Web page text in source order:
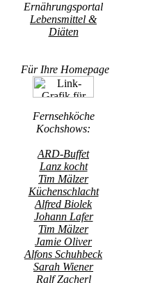
Ernährungsportal
Lebensmittel &
Diäten
Für Ihre Homepage
Fernsehköche
Kochshows:
ARD-Buffet
Lanz kocht
Tim Mälzer
Küchenschlacht
Alfred Biolek
Johann Lafer
Tim Mälzer
Jamie Oliver
Alfons Schuhbeck
Sarah Wiener
Ralf Zacherl